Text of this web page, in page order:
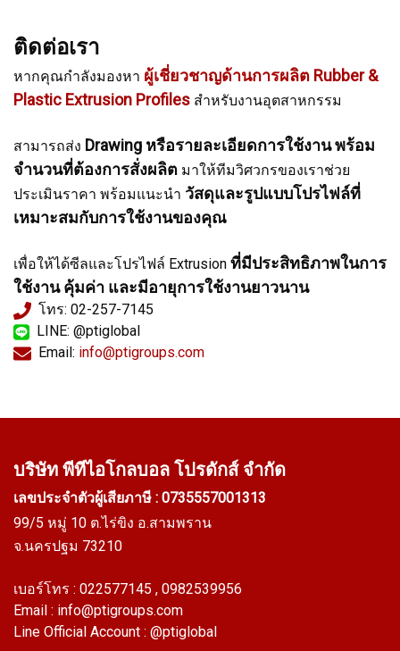
ติดต่อเรา
หากคุณกำลังมองหา ผู้เชี่ยวชาญด้านการผลิต Rubber &
Plastic Extrusion Profiles สำหรับงานอุตสาหกรรม
สามารถส่ง Drawing หรือรายละเอียดการใช้งาน พร้อม
จำนวนที่ต้องการสั่งผลิต มาให้ทีมวิศวกรของเราช่วย
ประเมินราคา พร้อมแนะนำ วัสดุและรูปแบบโปรไฟล์ที่
เหมาะสมกับการใช้งานของคุณ
เพื่อให้ได้ซีลและโปรไฟล์ Extrusion ที่มีประสิทธิภาพในการ
ใช้งาน คุ้มค่า และมีอายุการใช้งานยาวนาน
โทร: 02-257-7145
LINE: @ptiglobal
Email: info@ptigroups.com
บริษัท พีทีไอโกลบอล โปรดักส์ จำกัด
เลขประจำตัวผู้เสียภาษี : 0735557001313
99/5 หมู่ 10 ต.ไร่ขิง อ.สามพราน
จ.นครปฐม 73210
เบอร์โทร : 022577145 , 0982539956
Email : info@ptigroups.com
Line Official Account : @ptiglobal